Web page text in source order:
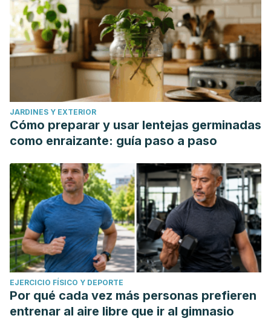
JARDINES Y EXTERIOR
Cómo preparar y usar lentejas germinadas
como enraizante: guía paso a paso
EJERCICIO FÍSICO Y DEPORTE
Por qué cada vez más personas prefieren
entrenar al aire libre que ir al gimnasio